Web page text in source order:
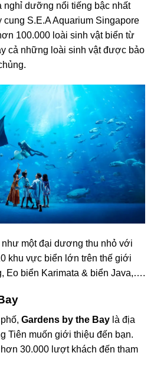
nghỉ dưỡng nổi tiếng bậc nhất
S.E.A Aquarium Singapore
100.000 loài sinh vật biển từ
cả những loài sinh vật được bảo
một đại dương thu nhỏ với
khu vực biển lớn trên thế giới
Eo biển Karimata & biển Java,….
Gardens by the Bay là địa
Tiên muốn giới thiệu đến bạn.
30.000 lượt khách đến tham